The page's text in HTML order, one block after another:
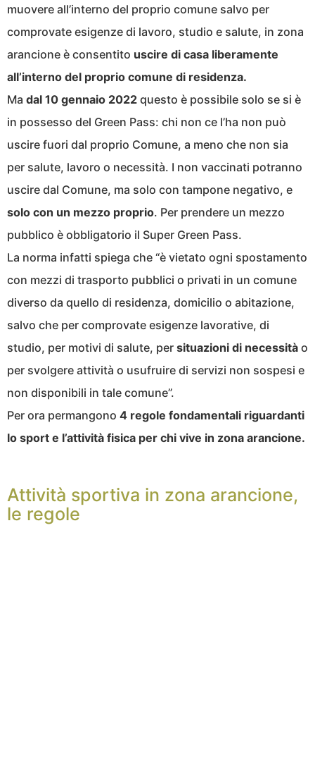
muovere all’interno del proprio comune salvo per
comprovate esigenze di lavoro, studio e salute, in zona
arancione è consentito uscire di casa liberamente
all’interno del proprio comune di residenza.
Ma dal 10 gennaio 2022 questo è possibile solo se si è
in possesso del Green Pass: chi non ce l’ha non può
uscire fuori dal proprio Comune, a meno che non sia
per salute, lavoro o necessità. I non vaccinati potranno
uscire dal Comune, ma solo con tampone negativo, e
solo con un mezzo proprio. Per prendere un mezzo
pubblico è obbligatorio il Super Green Pass.
La norma infatti spiega che “è vietato ogni spostamento
con mezzi di trasporto pubblici o privati in un comune
diverso da quello di residenza, domicilio o abitazione,
salvo che per comprovate esigenze lavorative, di
studio, per motivi di salute, per situazioni di necessità o
per svolgere attività o usufruire di servizi non sospesi e
non disponibili in tale comune”.
Per ora permangono 4 regole fondamentali riguardanti
lo sport e l’attività fisica per chi vive in zona arancione.
Attività sportiva in zona arancione,
le regole